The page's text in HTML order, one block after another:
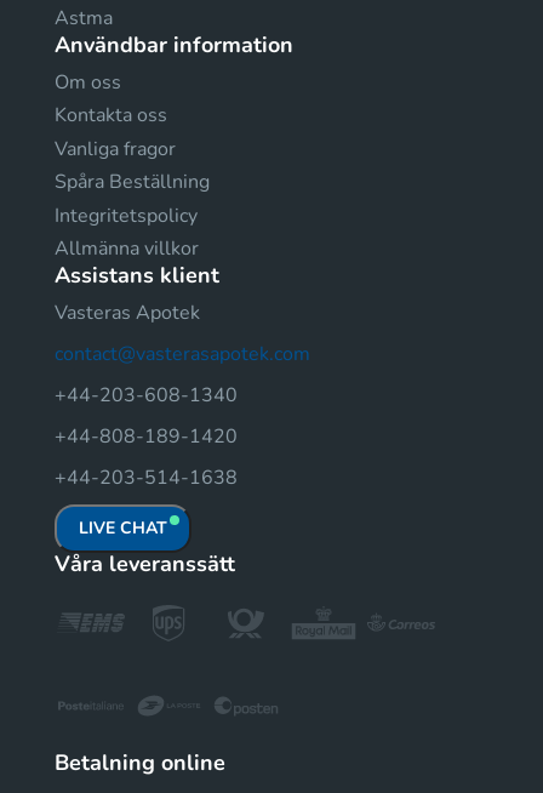
Astma
Användbar information
Om oss
Kontakta oss
Vanliga fragor
Spåra Beställning
Integritetspolicy
Allmänna villkor
Assistans klient
Vasteras Apotek
contact@vasterasapotek.com
+44-203-608-1340
+44-808-189-1420
+44-203-514-1638
LIVE CHAT
Våra leveranssätt
Betalning online